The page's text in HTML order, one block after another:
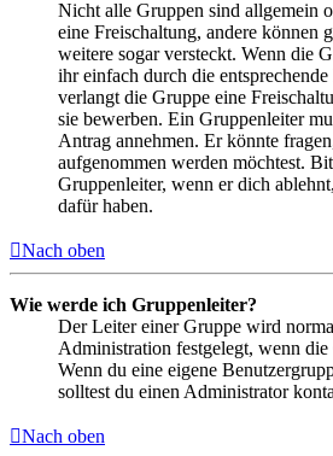
Nicht alle Gruppen sind allgemein
eine Freischaltung, andere können
weitere sogar versteckt. Wenn die
ihr einfach durch die
verlangt die Gruppe eine
sie bewerben. Ein Gruppenleiter
Antrag annehmen. Er könnte
aufgenommen werden möchtest.
Gruppenleiter, wenn er dich
dafür haben.
Nach oben
Wie werde ich Gruppenleiter?
Der Leiter einer Gruppe wird
Administration festgelegt, wenn
Wenn du eine eigene
solltest du einen Administrator
Nach oben